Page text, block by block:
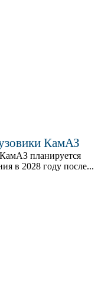
КамАЗ
планируется
в 2028 году после...